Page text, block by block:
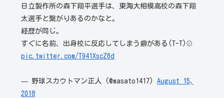
日立製作所の森下翔平選手は、東海大相模高校の森下翔
太選手と繋がりあるのかなと。
経歴が同じ。
すぐに名前、出身校に反応してしまう癖がある(T-T)⚾
pic.twitter.com/T941XscZ6d
— 野球スカウトマン正人 (@masato1417)August 15,
2018